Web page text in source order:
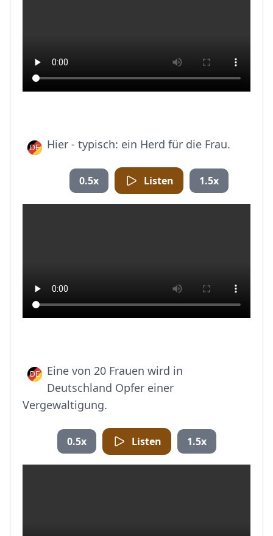
Hier - typisch: ein Herd für die Frau.
0.5x Listen 1.5x
Eine von 20 Frauen wird in
Deutschland Opfer einer
Vergewaltigung.
0.5x Listen 1.5x